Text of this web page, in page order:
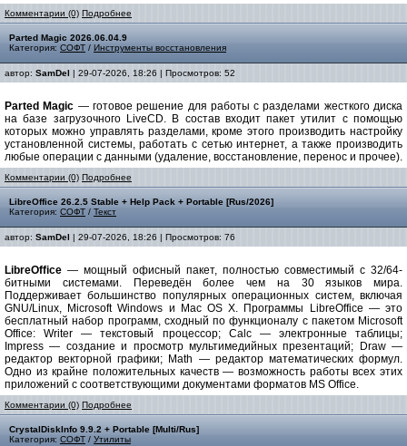
Комментарии (0) Подробнее
Parted Magic 2026.06.04.9
Категория: СОФТ / Инструменты восстановления
автор: SamDel | 29-07-2026, 18:26 | Просмотров: 52
Parted Magic — готовое решение для работы с разделами жесткого диска
на базе загрузочного LiveCD. В состав входит пакет утилит с помощью
которых можно управлять разделами, кроме этого производить настройку
установленной системы, работать с сетью интернет, а также производить
любые операции с данными (удаление, восстановление, перенос и прочее).
Комментарии (0) Подробнее
LibreOffice 26.2.5 Stable + Help Pack + Portable [Rus/2026]
Категория: СОФТ / Текст
автор: SamDel | 29-07-2026, 18:26 | Просмотров: 76
LibreOffice — мощный офисный пакет, полностью совместимый с 32/64-
битными системами. Переведён более чем на 30 языков мира.
Поддерживает большинство популярных операционных систем, включая
GNU/Linux, Microsoft Windows и Mac OS X. Программы LibreOffice — это
бесплатный набор программ, сходный по функционалу с пакетом Microsoft
Office: Writer — текстовый процессор; Calc — электронные таблицы;
Impress — создание и просмотр мультимедийных презентаций; Draw —
редактор векторной графики; Math — редактор математических формул.
Одно из крайне положительных качеств — возможность работы всех этих
приложений с соответствующими документами форматов MS Office.
Комментарии (0) Подробнее
CrystalDiskInfo 9.9.2 + Portable [Multi/Rus]
Категория: СОФТ / Утилиты